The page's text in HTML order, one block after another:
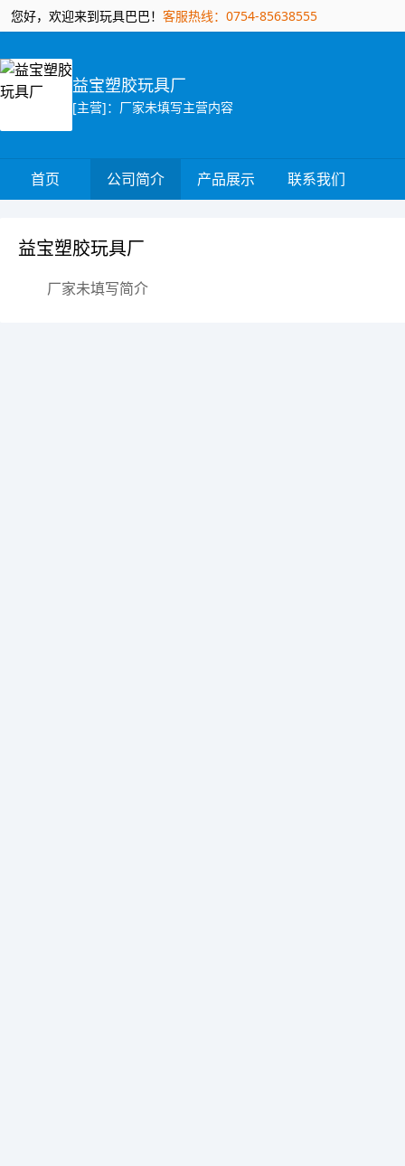
您好，欢迎来到玩具巴巴！ 客服热线：0754-85638555
益宝塑胶玩具厂
[主营]：厂家未填写主营内容
首页 公司简介 产品展示 联系我们
益宝塑胶玩具厂
厂家未填写简介